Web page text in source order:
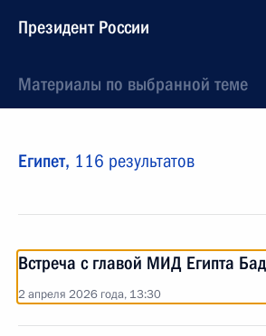
Президент России
Материалы по выбранной теме
Египет, 116 результатов
Встреча с главой МИД Египта
2 апреля 2026 года, 13:30